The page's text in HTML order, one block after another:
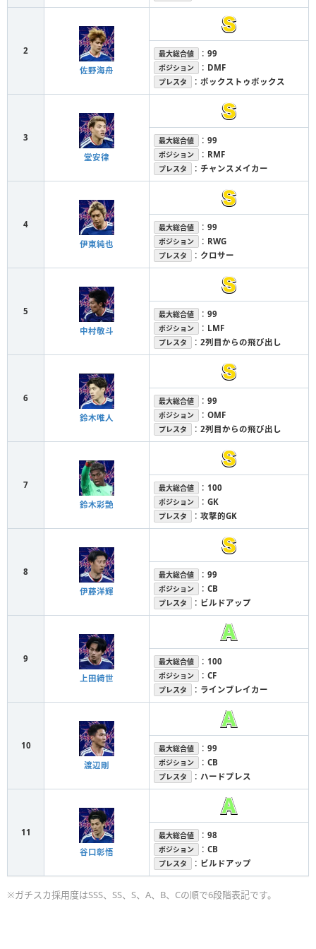
2
佐野海舟
最大総合値 ： 99
ポジション ： DMF
プレスタ ： ボックストゥボックス
3
堂安律
最大総合値 ： 99
ポジション ： RMF
プレスタ ： チャンスメイカー
4
伊東純也
最大総合値 ： 99
ポジション ： RWG
プレスタ ： クロサー
5
中村敬斗
最大総合値 ： 99
ポジション ： LMF
プレスタ ： 2列目からの飛び出し
6
鈴木唯人
最大総合値 ： 99
ポジション ： OMF
プレスタ ： 2列目からの飛び出し
7
鈴木彩艶
最大総合値 ： 100
ポジション ： GK
プレスタ ： 攻撃的GK
8
伊藤洋輝
最大総合値 ： 99
ポジション ： CB
プレスタ ： ビルドアップ
9
上田綺世
最大総合値 ： 100
ポジション ： CF
プレスタ ： ラインブレイカー
10
渡辺剛
最大総合値 ： 99
ポジション ： CB
プレスタ ： ハードプレス
11
谷口彰悟
最大総合値 ： 98
ポジション ： CB
プレスタ ： ビルドアップ
※ガチスカ採用度はSSS、SS、S、A、B、Cの順で6段階表記です。